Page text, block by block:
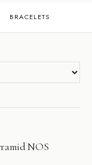
BRACELETS
NOS